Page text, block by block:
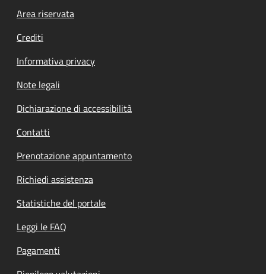
Footer menu
Area riservata
Crediti
Informativa privacy
Note legali
Dichiarazione di accessibilità
Contatti
Prenotazione appuntamento
Richiedi assistenza
Statistiche del portale
Leggi le FAQ
Pagamenti